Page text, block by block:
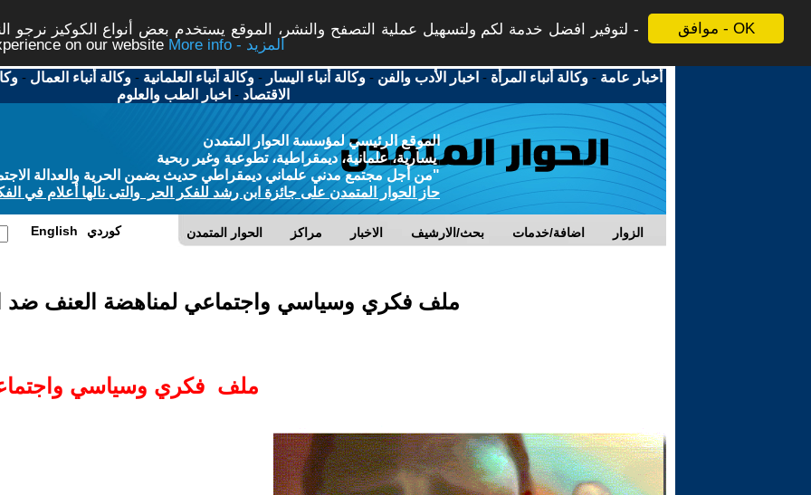
موافق - OK
لتوفير افضل خدمة لكم ولتسهيل عملية التصفح والنشر، الموقع يستخدم بعض أنواع الكوكيز نرجو
on our website
More info - المزيد
أخبار عامة -وكالة أنباء المرأة - اخبار الأدب والفن -وكالة أنباء اليسار -وكالة أنباء العلمانية -وكالة أنباء العمال -
الاقتصاد - اخبار الطب والعلوم
الموقع الرئيسي لمؤسسة الحوار المتمدن
يسارية، علمانية، ديمقراطية، تطوعية وغير ربحية
"من أجل مجتمع مدني علماني ديمقراطي حديث يضمن الحرية والعدالة
حاز الحوار المتمدن على جائزة ابن رشد للفكر الحر والتى نالها أعلام في
الحوار المتمدن مراكز الاخبار بحث/الارشيف اضافة/خدمات الزوار English كوردي
ملف فكري وسياسي واجتماعي لمناهضة العنف ضد
ملف فكري وسياسي